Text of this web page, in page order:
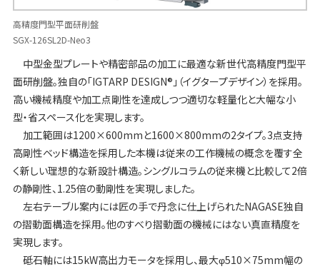
高精度門型平面研削盤
SGX-126SL2D-Neo3
中型金型プレートや精密部品の加工に最適な新世代高精度門型平
面研削盤。独自の「IGTARP DESIGN®」（イグタープデザイン）を採用。
高い機械精度や加工点剛性を達成しつつ適切な軽量化と大幅な小
型・省スペース化を実現します。
加工範囲は1200×600mmと1600×800mmの2タイプ。3点支持
高剛性ベッド構造を採用した本機は従来の工作機械の概念を覆す全
く新しい理想的な新設計構造。シングルコラムの従来機と比較して2倍
の静剛性、1.25倍の動剛性を実現しました。
左右テーブル案内には匠の手で丹念に仕上げられたNAGASE独自
の摺動面構造を採用。他のすべり摺動面の機械にはない真直精度を
実現します。
砥石軸には15kW高出力モータを採用し、最大φ510×75mm幅の